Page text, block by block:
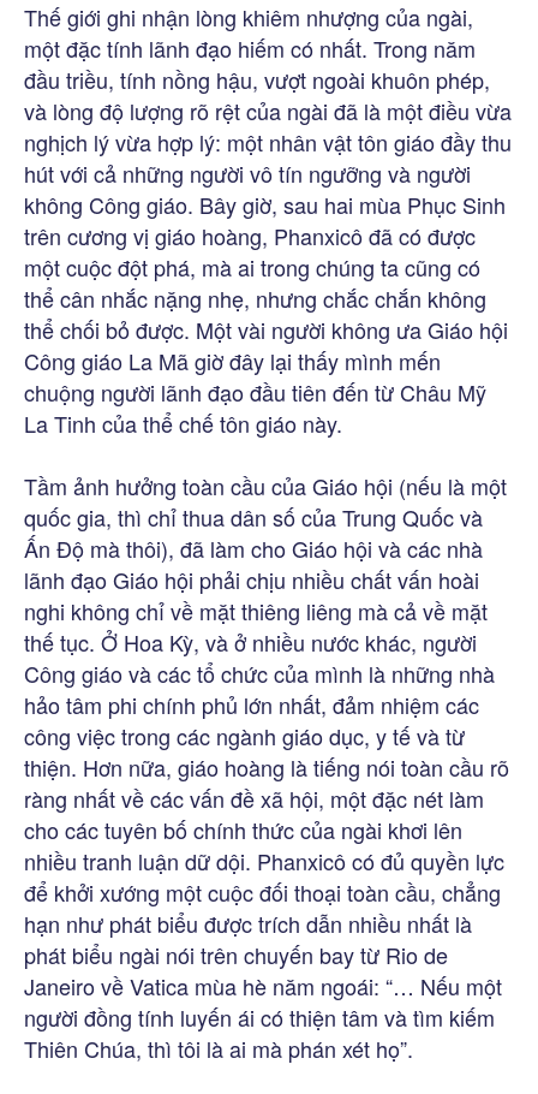
Thế giới ghi nhận lòng khiêm nhượng của ngài,
một đặc tính lãnh đạo hiếm có nhất. Trong năm
đầu triều, tính nồng hậu, vượt ngoài khuôn phép,
và lòng độ lượng rõ rệt của ngài đã là một điều vừa
nghịch lý vừa hợp lý: một nhân vật tôn giáo đầy thu
hút với cả những người vô tín ngưỡng và người
không Công giáo. Bây giờ, sau hai mùa Phục Sinh
trên cương vị giáo hoàng, Phanxicô đã có được
một cuộc đột phá, mà ai trong chúng ta cũng có
thể cân nhắc nặng nhẹ, nhưng chắc chắn không
thể chối bỏ được. Một vài người không ưa Giáo hội
Công giáo La Mã giờ đây lại thấy mình mến
chuộng người lãnh đạo đầu tiên đến từ Châu Mỹ
La Tinh của thể chế tôn giáo này.
Tầm ảnh hưởng toàn cầu của Giáo hội (nếu là một
quốc gia, thì chỉ thua dân số của Trung Quốc và
Ấn Độ mà thôi), đã làm cho Giáo hội và các nhà
lãnh đạo Giáo hội phải chịu nhiều chất vấn hoài
nghi không chỉ về mặt thiêng liêng mà cả về mặt
thế tục. Ở Hoa Kỳ, và ở nhiều nước khác, người
Công giáo và các tổ chức của mình là những nhà
hảo tâm phi chính phủ lớn nhất, đảm nhiệm các
công việc trong các ngành giáo dục, y tế và từ
thiện. Hơn nữa, giáo hoàng là tiếng nói toàn cầu rõ
ràng nhất về các vấn đề xã hội, một đặc nét làm
cho các tuyên bố chính thức của ngài khơi lên
nhiều tranh luận dữ dội. Phanxicô có đủ quyền lực
để khởi xướng một cuộc đối thoại toàn cầu, chẳng
hạn như phát biểu được trích dẫn nhiều nhất là
phát biểu ngài nói trên chuyến bay từ Rio de
Janeiro về Vatica mùa hè năm ngoái: “… Nếu một
người đồng tính luyến ái có thiện tâm và tìm kiếm
Thiên Chúa, thì tôi là ai mà phán xét họ”.